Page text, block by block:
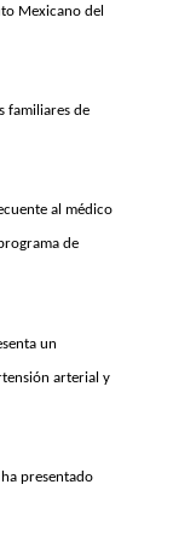
Mexicano del
familiares de
al médico
de
un
arterial y
presentado